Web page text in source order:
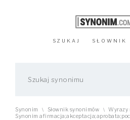
SZUKAJ SŁOWNIK
Synonim \ Słownik synonimów \ Wyrazy
Synonim